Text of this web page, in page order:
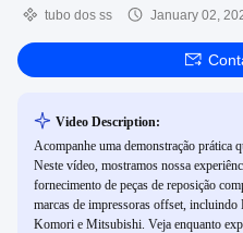
tubo dos ss January 02,
Video Description:
Acompanhe uma demonstração prática
Neste vídeo, mostramos nossa
fornecimento de peças de reposição
marcas de impressoras offset,
Komori e Mitsubishi. Veja enquanto